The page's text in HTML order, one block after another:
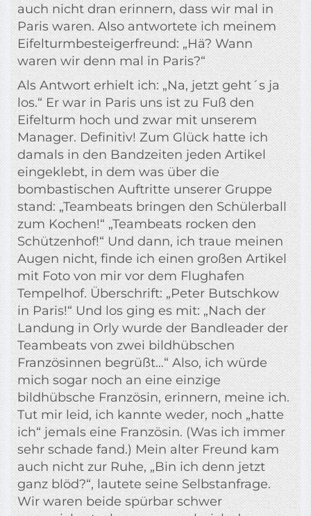
auch nicht dran erinnern, dass wir mal in
Paris waren. Also antwortete ich meinem
Eifelturmbesteigerfreund: „Hä? Wann
waren wir denn mal in Paris?“
Als Antwort erhielt ich: „Na, jetzt geht´s ja
los.“ Er war in Paris uns ist zu Fuß den
Eifelturm hoch und zwar mit unserem
Manager. Definitiv! Zum Glück hatte ich
damals in den Bandzeiten jeden Artikel
eingeklebt, in dem was über die
bombastischen Auftritte unserer Gruppe
stand: „Teambeats bringen den Schülerball
zum Kochen!“ „Teambeats rocken den
Schützenhof!“ Und dann, ich traue meinen
Augen nicht, finde ich einen großen Artikel
mit Foto von mir vor dem Flughafen
Tempelhof. Überschrift: „Peter Butschkow
in Paris!“ Und los ging es mit: „Nach der
Landung in Orly wurde der Bandleader der
Teambeats von zwei bildhübschen
Französinnen begrüßt…“ Also, ich würde
mich sogar noch an eine einzige
bildhübsche Französin, erinnern, meine ich.
Tut mir leid, ich kannte weder, noch „hatte
ich“ jemals eine Französin. (Was ich immer
sehr schade fand.) Mein alter Freund kam
auch nicht zur Ruhe, „Bin ich denn jetzt
ganz blöd?“, lautete seine Selbstanfrage.
Wir waren beide spürbar schwer